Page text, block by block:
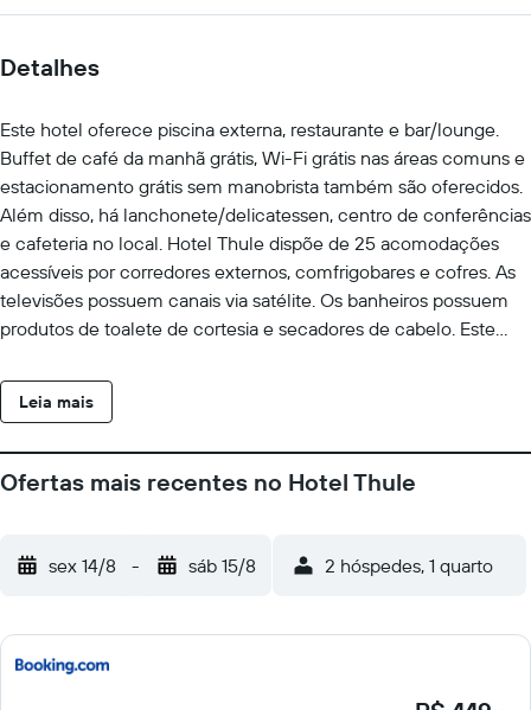
Detalhes
Este hotel oferece piscina externa, restaurante e bar/lounge.
Buffet de café da manhã grátis, Wi-Fi grátis nas áreas comuns e
estacionamento grátis sem manobrista também são oferecidos.
Além disso, há lanchonete/delicatessen, centro de conferências
e cafeteria no local. Hotel Thule dispõe de 25 acomodações
acessíveis por corredores externos, comfrigobares e cofres. As
televisões possuem canais via satélite. Os banheiros possuem
produtos de toalete de cortesia e secadores de cabelo. Este
telefones estão disponíveis. Os quartos também apresentam
garrafas de água grátis e cortinas blackout. O serviço de limpeza
por hotel incluem uma piscina externa.
Leia mais
Ofertas mais recentes no Hotel Thule
sex 14/8 - sáb 15/8 2 hóspedes, 1 quarto